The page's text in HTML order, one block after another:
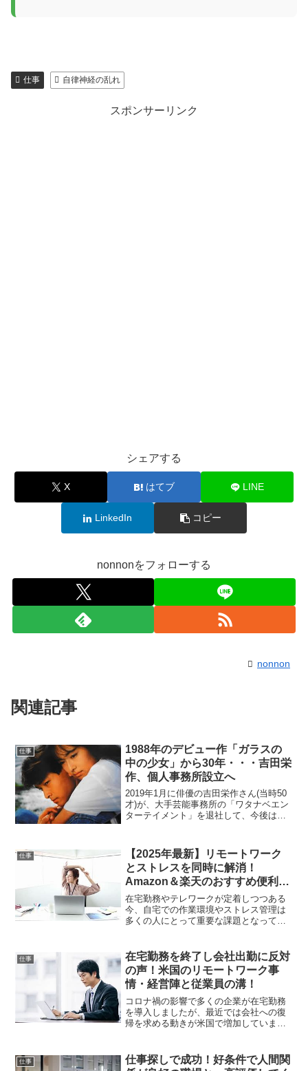
仕事 自律神経の乱れ
スポンサーリンク
シェアする
X はてブ LINE
LinkedIn コピー
nonnonをフォローする
nonnon
関連記事
仕事
1988年のデビュー作「ガラスの
中の少女」から30年・・・吉田栄
作、個人事務所設立へ
2019年1月に俳優の吉田栄作さん(当時50
才)が、大手芸能事務所の「ワタナベエン
ターテイメント」を退社して、今後は個
としてのデビュー作である、映画「ガラ
スの中の少...
仕事
【2025年最新】リモートワーク
とストレスを同時に解消！
Amazon＆楽天のおすすめ便利グ
ッズ12選
在宅勤務やテレワークが定着しつつある
今、自宅での作業環境やストレス管理は
多くの人にとって重要な課題となってい
便利グッズや、ストレスを和らげるリラ
ックスアイテムを厳...
仕事
在宅勤務を終了し会社出勤に反対
の声！米国のリモートワーク事
情・経営陣と従業員の溝！
コロナ禍の影響で多くの企業が在宅勤務
を導入しましたが、最近では会社への復
帰を求める動きが米国で増加していま
ができてしまったようです。この記事で
は、米国の大手企業の出社回...
仕事
仕事探しで成功！好条件で人間関